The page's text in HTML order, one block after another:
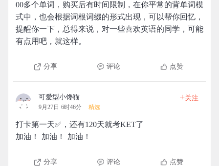
00多个单词，购买后有时间限制，在你平常的背单词模
式中，也会根据词根词缀的形式出现，可以帮你回忆，
提醒你一下，总得来说，对一些喜欢英语的同学，可能
有点用吧，就这样。
分享 评论 点赞
可爱型小馋猫
9月27日 6时46分 精选
+关注
打卡第一天✅，还有120天就考KET了
加油！ 加油！ 加油！
分享 评论 点赞